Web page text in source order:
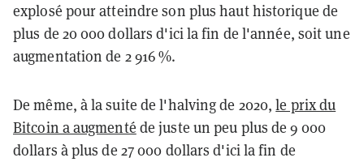
explosé pour atteindre son plus haut historique de
plus de 20 000 dollars d'ici la fin de l'année, soit une
augmentation de 2 916 %.
De même, à la suite de l'halving de 2020,le prix du
Bitcoin a augmenté de juste un peu plus de 9 000
dollars à plus de 27 000 dollars d'ici la fin de